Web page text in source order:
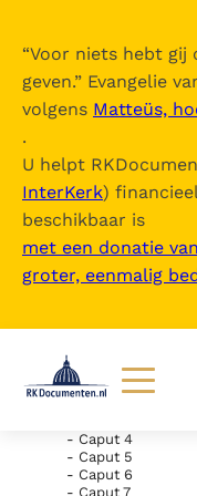
“Voor niets hebt gij
geven.” Evangelie
volgens Matteüs,
.
U helpt
InterKerk)
beschikbaar is
met een donatie
groter, eenmalig
Documenten
Nova
Inhoudsopgave
uitklappen
- Vetus Testamentum
- Liber Exodus
- Liber Numeri
- Caput 1
- Caput 4
- Caput 5
- Caput 6
- Caput 7
- Caput 24